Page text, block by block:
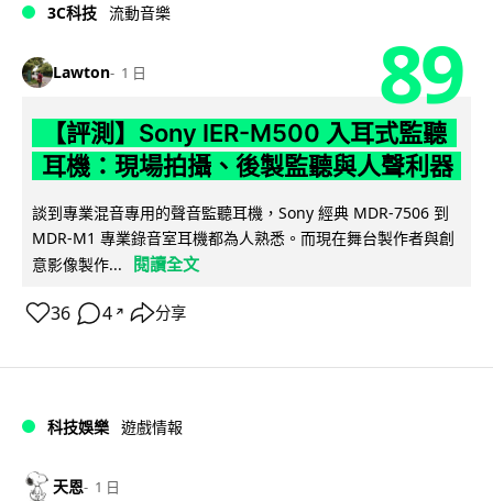
3C科技 流動音樂
Lawton 1 日 89
【評測】Sony IER-M500 入耳式監聽
耳機：現場拍攝、後製監聽與人聲利器
談到專業混音專用的聲音監聽耳機，Sony 經典 MDR-7506 到
MDR-M1 專業錄音室耳機都為人熟悉。而現在舞台製作者與創
意影像製作...
閱讀全文
36 4 ↗ 分享
科技娛樂 遊戲情報
天恩 1 日